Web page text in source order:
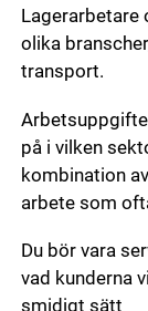
Lagerarbetare
olika
transport.
på i vilken
kombination
arbete som
Du bör vara
vad kunderna
smidigt sätt